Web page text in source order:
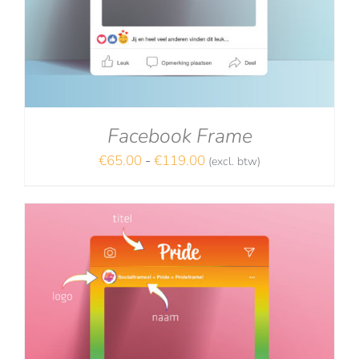
Facebook Frame
€65.00 - €119.00Prijsklasse:
tot
€119.00
(excl. btw)